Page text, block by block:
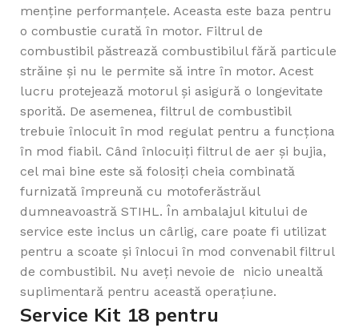
menține performanțele. Aceasta este baza pentru
o combustie curată în motor. Filtrul de
combustibil păstrează combustibilul fără particule
străine și nu le permite să intre în motor. Acest
lucru protejează motorul și asigură o longevitate
sporită. De asemenea, filtrul de combustibil
trebuie înlocuit în mod regulat pentru a funcționa
în mod fiabil. Când înlocuiți filtrul de aer și bujia,
cel mai bine este să folosiți cheia combinată
furnizată împreună cu motoferăstrăul
dumneavoastră STIHL. În ambalajul kitului de
service este inclus un cârlig, care poate fi utilizat
pentru a scoate și înlocui în mod convenabil filtrul
de combustibil. Nu aveți nevoie de nicio unealtă
suplimentară pentru această operațiune.
Service Kit 18 pentru